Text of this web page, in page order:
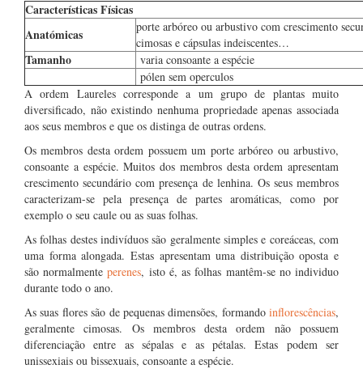
Características Físicas
Anatómicas
porte arbóreo ou arbustivo com crescimento
cimosas e cápsulas indeiscentes…
Tamanho
varia consoante a espécie
pólen sem operculos
A ordem Laureles corresponde a um grupo de plantas muito
diversificado, não existindo nenhuma propriedade apenas associada
aos seus membros e que os distinga de outras ordens.
Os membros desta ordem possuem um porte arbóreo ou arbustivo,
consoante a espécie. Muitos dos membros desta ordem apresentam
crescimento secundário com presença de lenhina. Os seus membros
caracterizam-se pela presença de partes aromáticas, como por
exemplo o seu caule ou as suas folhas.
As folhas destes indivíduos são geralmente simples e coreáceas, com
uma forma alongada. Estas apresentam uma distribuição oposta e
são normalmenteperenes, isto é, as folhas mantêm-se no individuo
durante todo o ano.
As suas flores são de pequenas dimensões, formando inflorescências,
geralmente cimosas. Os membros desta ordem não possuem
diferenciação entre as sépalas e as pétalas. Estas podem ser
unissexiais ou bissexuais, consoante a espécie.